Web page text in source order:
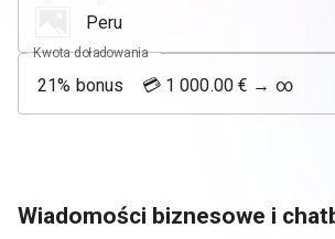
Kwota doładowania
Wiadomości biznesowe i